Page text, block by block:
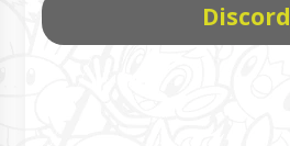
Discord